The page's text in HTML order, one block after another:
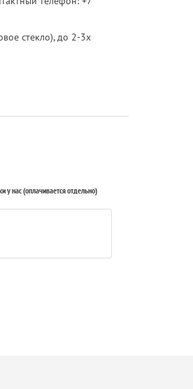
стекло), до 2-3х
у нас (оплачивается отдельно)